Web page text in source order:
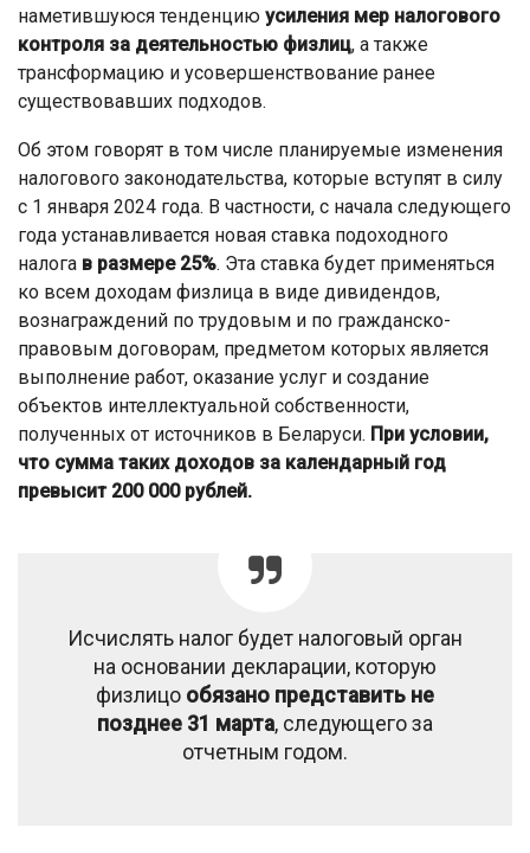
наметившуюся тенденцию усиления мер налогового
контроля за деятельностью физлиц, а также
трансформацию и усовершенствование ранее
существовавших подходов.
Об этом говорят в том числе планируемые изменения
налогового законодательства, которые вступят в силу
с 1 января 2024 года. В частности, с начала следующего
года устанавливается новая ставка подоходного
налога в размере 25%. Эта ставка будет применяться
ко всем доходам физлица в виде дивидендов,
вознаграждений по трудовым и по гражданско-
правовым договорам, предметом которых является
выполнение работ, оказание услуг и создание
объектов интеллектуальной собственности,
полученных от источников в Беларуси. При условии,
что сумма таких доходов за календарный год
превысит 200 000 рублей.
Исчислять налог будет налоговый орган
на основании декларации, которую
физлицо обязано представить не
позднее 31 марта, следующего за
отчетным годом.